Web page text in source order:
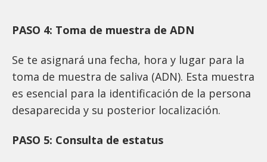
PASO 4: Toma de muestra de ADN
Se te asignará una fecha, hora y lugar para la
toma de muestra de saliva (ADN). Esta muestra
es esencial para la identificación de la persona
desaparecida y su posterior localización.
PASO 5: Consulta de estatus